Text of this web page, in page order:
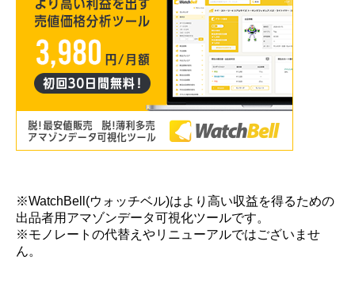
※WatchBell(ウォッチベル)はより高い収益を得るための
出品者用アマゾンデータ可視化ツールです。
※モノレートの代替えやリニューアルではございませ
ん。